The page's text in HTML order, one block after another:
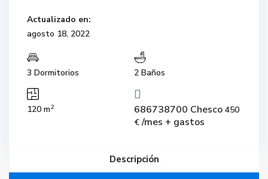
Actualizado en:
agosto 18, 2022
3 Dormitorios 2 Baños
120 m2 686738700 Chesco 450
€/mes + gastos
Descripción